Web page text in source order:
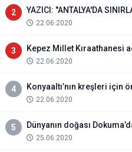
2 YAZICI: "ANTALYA'DA
22.06.2020
3 Kepez Millet Kıraathanesi
22.06.2020
4 Konyaaltı’nın kreşleri için
22.06.2020
5 Dünyanın doğası
25.06.2020